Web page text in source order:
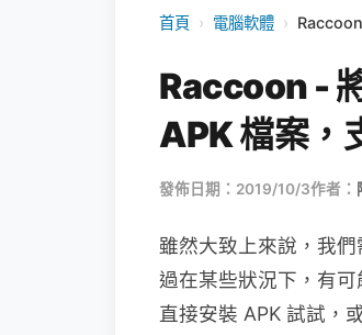
首頁 › 電腦軟體 ›
Raccoon -
APK 檔案，
發佈日期：2019/10/3作者：
雖然大致上來說，我
過在某些狀況下，有
直接安裝 APK 試試，